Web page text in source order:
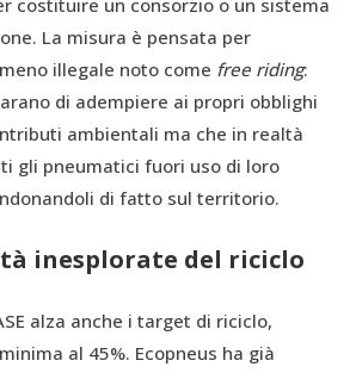
costituire un consorzio o un sistema
La misura è pensata per
illegale noto come free riding:
di adempiere ai propri obblighi
ambientali ma che in realtà
gli pneumatici fuori uso di loro
di fatto sul territorio.
inesplorate del riciclo
alza anche i target di riciclo,
al 45%. Ecopneus ha già